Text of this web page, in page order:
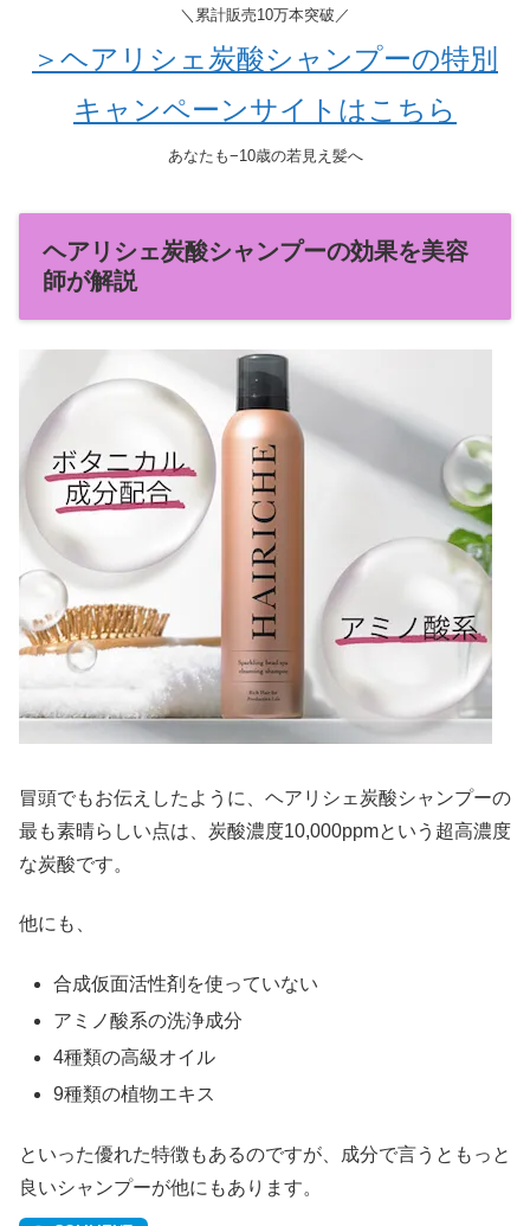
＼累計販売10万本突破／
＞ヘアリシェ炭酸シャンプーの特別
キャンペーンサイトはこちら
あなたも−10歳の若見え髪へ
ヘアリシェ炭酸シャンプーの効果を美容
師が解説
冒頭でもお伝えしたように、ヘアリシェ炭酸シャンプーの
最も素晴らしい点は、炭酸濃度10,000ppmという超高濃度
な炭酸です。
他にも、
合成仮面活性剤を使っていない
アミノ酸系の洗浄成分
4種類の高級オイル
9種類の植物エキス
といった優れた特徴もあるのですが、成分で言うともっと
良いシャンプーが他にもあります。